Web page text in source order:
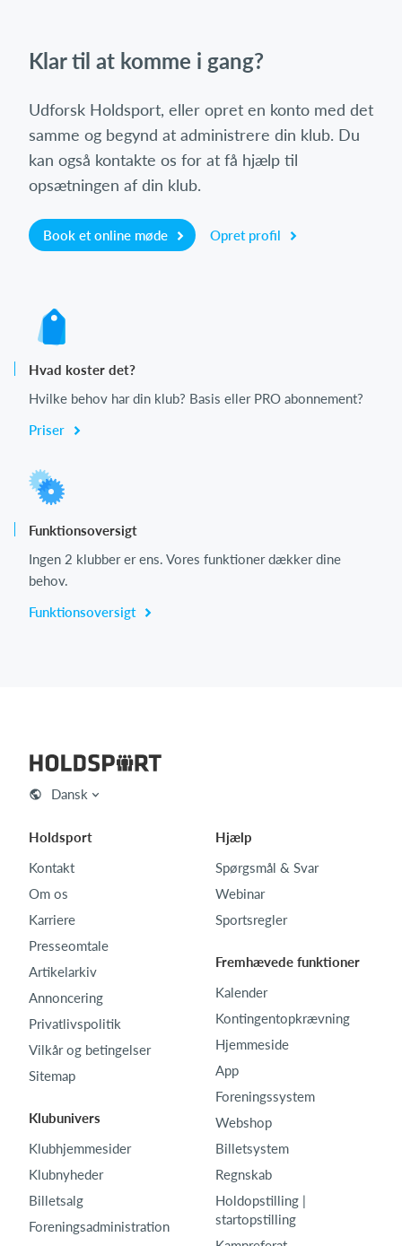
Klar til at komme i gang?
Udforsk Holdsport, eller opret en konto med det
samme og begynd at administrere din klub. Du
kan også kontakte os for at få hjælp til
opsætningen af din klub.
Book et online møde Opret profil
Hvad koster det?
Hvilke behov har din klub? Basis eller PRO abonnement?
Priser
Funktionsoversigt
Ingen 2 klubber er ens. Vores funktioner dækker dine
behov.
Funktionsoversigt
Dansk
Holdsport
Kontakt
Om os
Karriere
Presseomtale
Artikelarkiv
Annoncering
Privatlivspolitik
Vilkår og betingelser
Sitemap
Klubunivers
Klubhjemmesider
Klubnyheder
Billetsalg
Foreningsadministration
Hjælp
Spørgsmål & Svar
Webinar
Sportsregler
Fremhævede funktioner
Kalender
Kontingentopkrævning
Hjemmeside
App
Foreningssystem
Webshop
Billetsystem
Regnskab
Holdopstilling |
startopstilling